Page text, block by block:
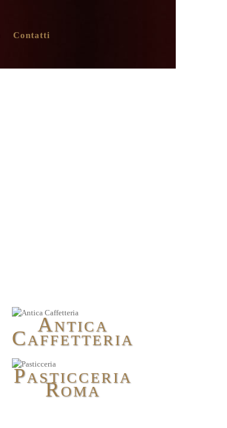
Contatti
ANTICA
CAFFETTERIA
PASTICCERIA
ROMA